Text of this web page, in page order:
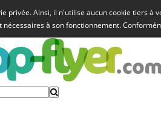
privée. Ainsi, il n'utilise aucun cookie tiers
à son fonctionnement.